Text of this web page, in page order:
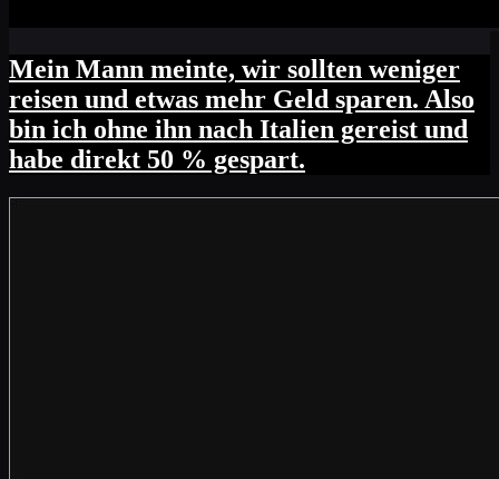
Mein Mann meinte, wir sollten weniger
reisen und etwas mehr Geld sparen. Also
bin ich ohne ihn nach Italien gereist und
habe direkt 50 % gespart.